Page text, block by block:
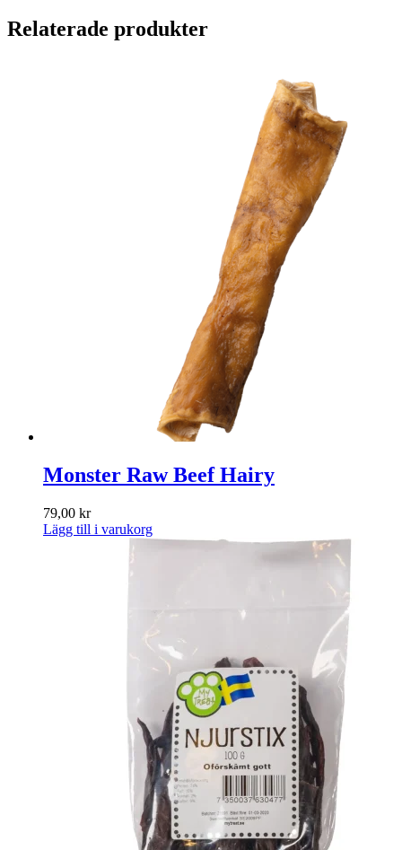
Relaterade produkter
Monster Raw Beef Hairy
79,00 kr
Lägg till i varukorg